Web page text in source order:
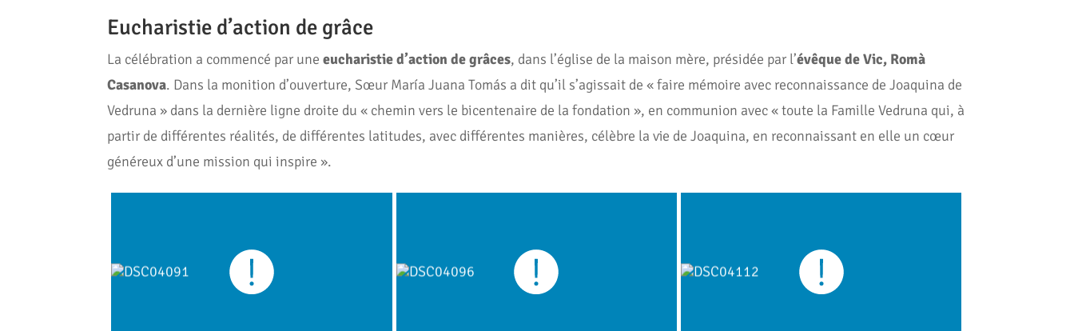
Eucharistie d’action de grâce
La célébration a commencé par uneeucharistie d’action de grâces, dans l’église de la maison mère, présidée par l’évêque de Vic, Romà
Casanova. Dans la monition d’ouverture, Sœur María Juana Tomás a dit qu’il s’agissait de « faire mémoire avec reconnaissance de Joaquina de
Vedruna » dans la dernière ligne droite du « chemin vers le bicentenaire de la fondation », en communion avec « toute la Famille Vedruna qui, à
partir de différentes réalités, de différentes latitudes, avec différentes manières, célèbre la vie de Joaquina, en reconnaissant en elle un cœur
généreux d’une mission qui inspire ».